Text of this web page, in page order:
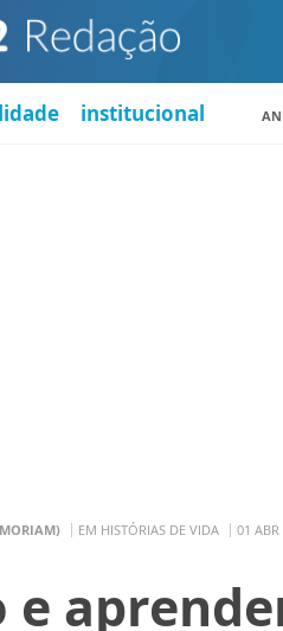
institucional
EM HISTÓRIAS DE VIDA 01
e